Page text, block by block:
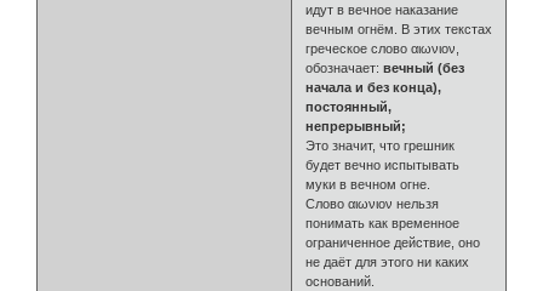
идут в вечное наказание
вечным огнём. В этих текстах
греческое слово αιωνιον,
обозначает:вечный (без
начала и без конца),
постоянный,
непрерывный;
Это значит, что грешник
будет вечно испытывать
муки в вечном огне.
Слово αιωνιον нельзя
понимать как временное
ограниченное действие, оно
не даёт для этого ни каких
оснований.